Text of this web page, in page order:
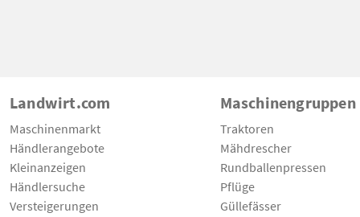
Landwirt.com
Maschinenmarkt
Händlerangebote
Kleinanzeigen
Händlersuche
Versteigerungen
Maschinengruppen
Traktoren
Mähdrescher
Rundballenpressen
Pflüge
Güllefässer